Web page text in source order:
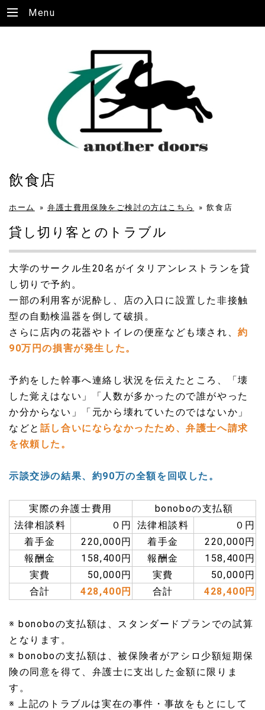
Menu
飲食店
ホーム » 弁護士費用保険をご検討の方はこちら » 飲食店
貸し切り客とのトラブル
大学のサークル生20名がイタリアンレストランを貸
し切りで予約。
一部の利用客が泥酔し、店の入口に設置した非接触
型の自動検温器を倒して破損。
さらに店内の花器やトイレの便座なども壊され、約
90万円の損害が発生した。
予約をした幹事へ連絡し状況を伝えたところ、「壊
した覚えはない」「人数が多かったので誰がやった
か分からない」「元から壊れていたのではないか」
などと 話し合いにならなかったため、弁護士へ請求
を依頼した。
示談交渉の結果、約90万の全額を回収した。
実際の弁護士費用
bonoboの支払額
法律相談料
０円 法律相談料
０円
着手金
220,000円 着手金
220,000円
報酬金
158,400円 報酬金
158,400円
実費
50,000円 実費
50,000円
合計
428,400円 合計 428,400円
※ bonoboの支払額は、スタンダードプランでの試算
となります。
※ bonoboの支払額は、被保険者がアシロ少額短期保
険の同意を得て、弁護士に支出した金額に限りま
す。
※ 上記のトラブルは実在の事件・事故をもとにして